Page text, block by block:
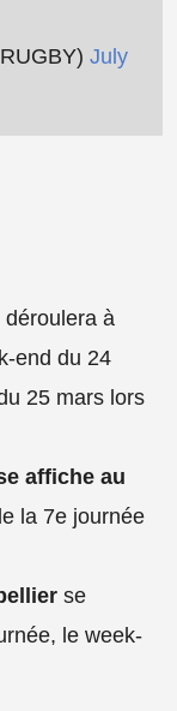
July
déroulera à
end du 24
25 mars lors
affiche au
la 7e journée
se
le week-